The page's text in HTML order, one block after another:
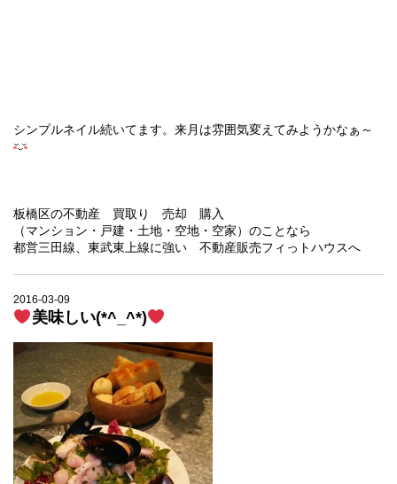
シンプルネイル続いてます。来月は雰囲気変えてみようかなぁ～
板橋区の不動産 買取り 売却 購入
（マンション・戸建・土地・空地・空家）のことなら
都営三田線、東武東上線に強い 不動産販売フィっトハウスへ
2016-03-09
美味しい(*^_^*)